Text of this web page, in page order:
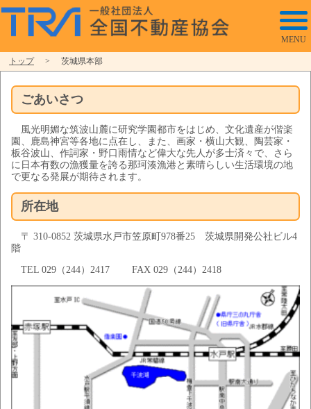
一般社団法人 全国不動産協会
MENU
トップ > 茨城県本部
ごあいさつ
風光明媚な筑波山麓に研究学園都市をはじめ、文化遺産が偕楽
園、鹿島神宮等各地に点在し、また、画家・横山大観、陶芸家・
板谷波山、作詞家・野口雨情など偉大な先人が多士済々で、さら
に日本有数の漁獲量を誇る那珂湊漁港と素晴らしい生活環境の地
で更なる発展が期待されます。
所在地
〒 310-0852 茨城県水戸市笠原町978番25 茨城県開発公社ビル4
階
TEL 029（244）2417 FAX 029（244）2418